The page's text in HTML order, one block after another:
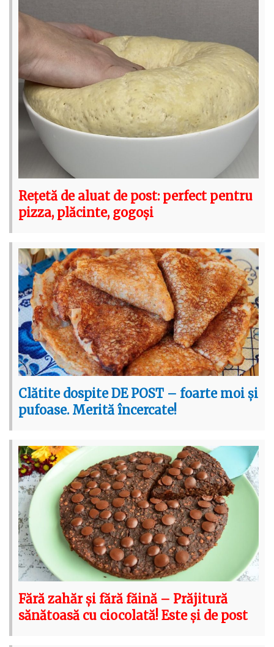
Rețetă de aluat de post: perfect pentru
pizza, plăcinte, gogoși
Clătite dospite DE POST – foarte moi și
pufoase. Merită încercate!
Fără zahăr și fără făină – Prăjitură
sănătoasă cu ciocolată! Este și de post